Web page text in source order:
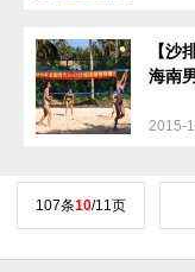
【沙
海南
2015-
107条10/11页